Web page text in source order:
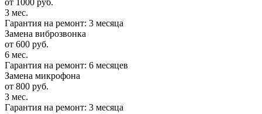
от 1000 руб.
3 мес.
Гарантия на ремонт: 3 месяца
Замена виброзвонка
от 600 руб.
6 мес.
Гарантия на ремонт: 6 месяцев
Замена микрофона
от 800 руб.
3 мес.
Гарантия на ремонт: 3 месяца